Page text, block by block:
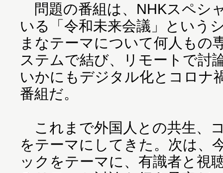
問題の番組は、NHKスペシ
いる「令和未来会議」という
まなテーマについて何人もの
ステムで結び、リモートで討
いかにもデジタル化とコロナ
番組だ。
これまで外国人との共生、
をテーマにしてきた。次は、
ックをテーマに、有識者と視